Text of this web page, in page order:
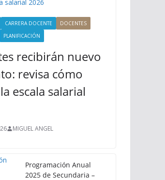
CARRERA DOCENTE
DOCENTES
PLANIFICACIÓN
recibirán nuevo
revisa cómo
escala salarial
MIGUEL ANGEL
Programación Anual
2025 de Secundaria –